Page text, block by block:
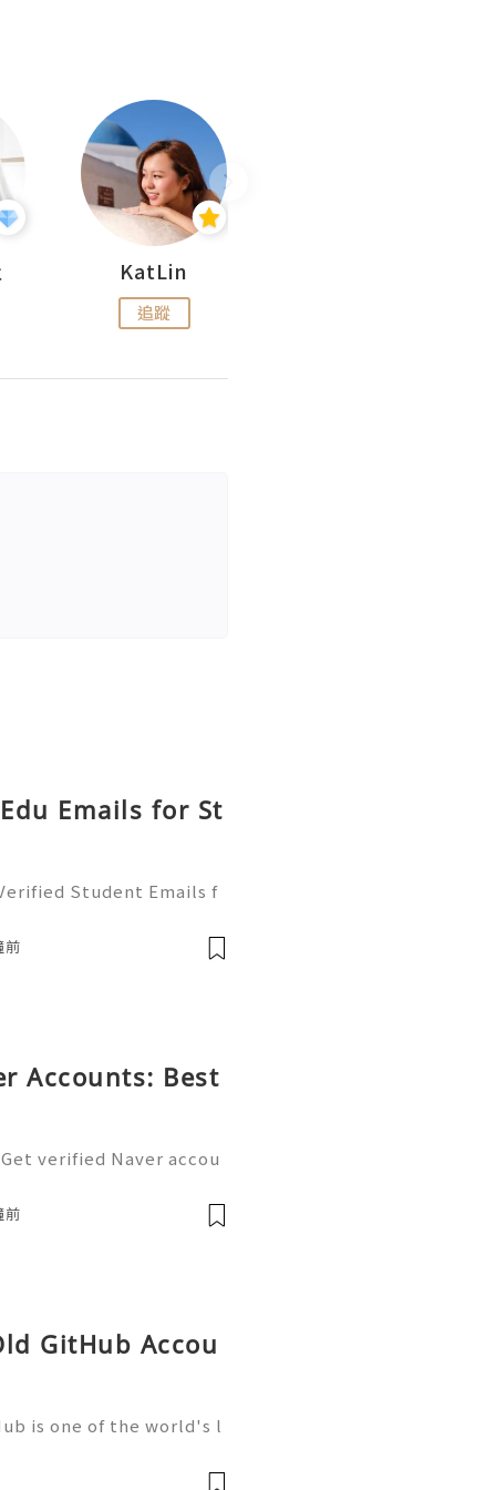
KatLin
追蹤
Emails for St
Student Emails f
Telegram: @acckingu
2410223 🌍
前
Accounts: Best
verified Naver accou
blogging with a single
前
GitHub Accou
is one of the world's l
and open-source c